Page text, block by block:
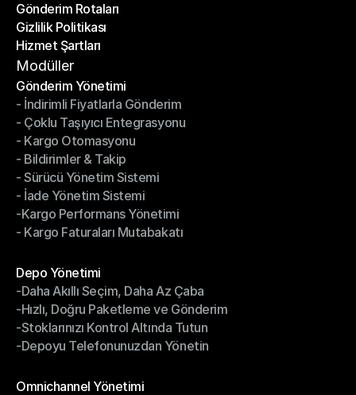
Yardım Merkezi
Gönderim Rotaları
Gönderim Rotaları
Gizlilik Politikası
Gizlilik Politikası
Hizmet Şartları
Hizmet Şartları
Modüller
Gönderim Yönetimi
Gönderim Yönetimi
- İndirimli Fiyatlarla Gönderim
- İndirimli Fiyatlarla Gönderim
- Çoklu Taşıyıcı Entegrasyonu
- Çoklu Taşıyıcı Entegrasyonu
- Kargo Otomasyonu
- Kargo Otomasyonu
- Bildirimler & Takip
- Bildirimler & Takip
- Sürücü Yönetim Sistemi
- Sürücü Yönetim Sistemi
- İade Yönetim Sistemi
- İade Yönetim Sistemi
-Kargo Performans Yönetimi
-Kargo Performans Yönetimi
- Kargo Faturaları Mutabakatı
Depo Yönetimi
Depo Yönetimi
-Daha Akıllı Seçim, Daha Az Çaba
-Daha Akıllı Seçim, Daha Az Çaba
-Hızlı, Doğru Paketleme ve Gönderim
-Hızlı, Doğru Paketleme ve Gönderim
-Stoklarınızı Kontrol Altında Tutun
-Stoklarınızı Kontrol Altında Tutun
-Depoyu Telefonunuzdan Yönetin
Omnichannel Yönetimi